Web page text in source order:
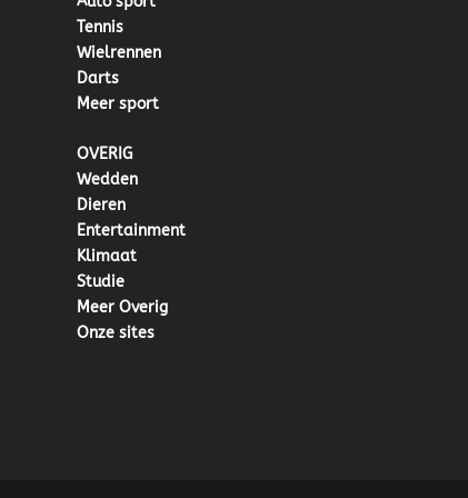
Tennis
Wielrennen
Darts
Meer sport
OVERIG
Wedden
Dieren
Entertainment
Klimaat
Studie
Meer Overig
Onze sites